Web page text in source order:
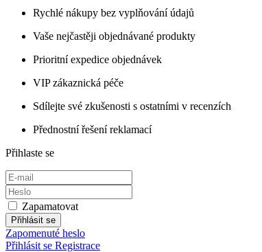
Rychlé nákupy bez vyplňování údajů
Vaše nejčastěji objednávané produkty
Prioritní expedice objednávek
VIP zákaznická péče
Sdílejte své zkušenosti s ostatními v recenzích
Přednostní řešení reklamací
Přihlaste se
Zapamatovat
Přihlásit se
Zapomenuté heslo
Přihlásit se Registrace